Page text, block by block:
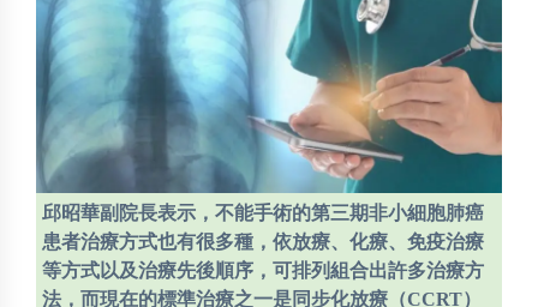
邱昭華副院長表示，不能手術的第三期非小細胞肺癌
患者治療方式也有很多種，依放療、化療、免疫治療
等方式以及治療先後順序，可排列組合出許多治療方
法，而現在的標準治療之一是同步化放療（CCRT）